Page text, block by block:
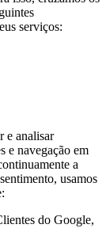
serviços:
e analisar
e navegação em
a
usamos
do Google,